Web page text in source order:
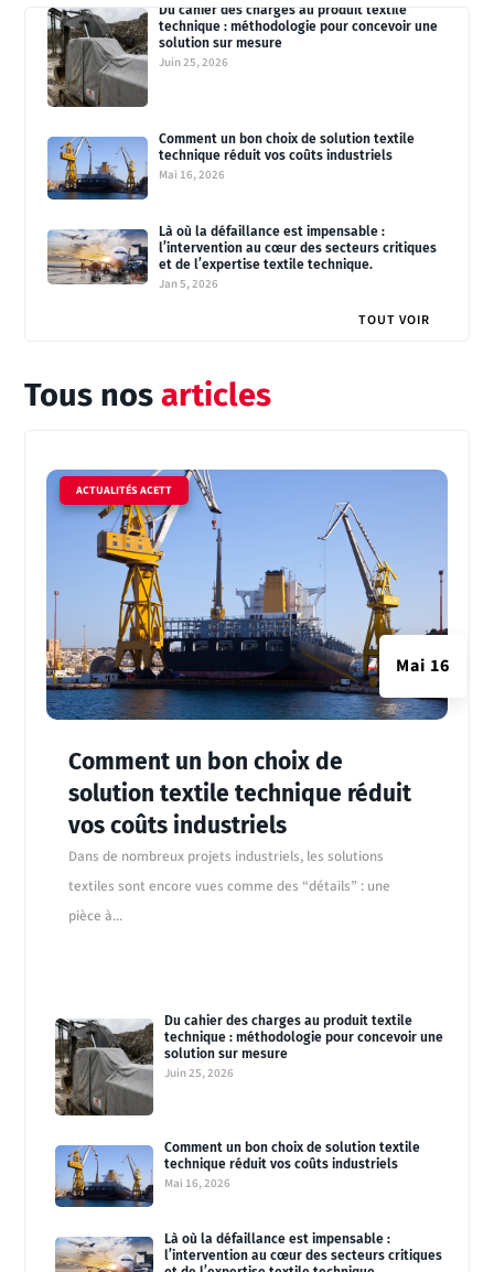
une solution sur mesure
par0livier|Juin 25, 2026|Actualités ACETT
Du cahier des charges au produit textile
technique : méthodologie pour concevoir une
solution sur mesure
Juin 25, 2026
Comment un bon choix de solution textile
technique réduit vos coûts industriels
Mai 16, 2026
Là où la défaillance est impensable :
l’intervention au cœur des secteurs critiques
et de l’expertise textile technique.
Jan 5, 2026
TOUT VOIR
Tous nosarticles
Comment un bon choix de
solution textile technique réduit
vos coûts industriels
Mai 16
ACTUALITÉS ACETT
Dans de nombreux projets industriels, les solutions
textiles sont encore vues comme des “détails” : une
pièce à...
Du cahier des charges au produit textile
technique : méthodologie pour concevoir une
solution sur mesure
Juin 25, 2026
Comment un bon choix de solution textile
technique réduit vos coûts industriels
Mai 16, 2026
Là où la défaillance est impensable :
l’intervention au cœur des secteurs critiques